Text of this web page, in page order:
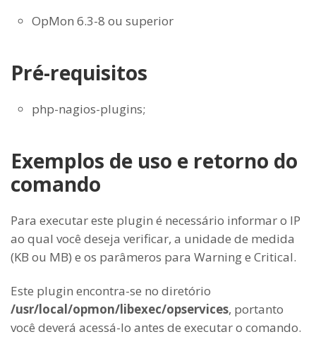
OpMon 6.3-8 ou superior
Pré-requisitos
php-nagios-plugins;
Exemplos de uso e retorno do
comando
Para executar este plugin é necessário informar o IP
ao qual você deseja verificar, a unidade de medida
(KB ou MB) e os parâmeros para Warning e Critical.
Este plugin encontra-se no diretório
/usr/local/opmon/libexec/opservices, portanto
você deverá acessá-lo antes de executar o comando.